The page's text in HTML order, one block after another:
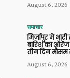
August 6, 2026
समाचार
मिर्जापुर में
बारिश का
तीन दिन मौसम
August 6, 2026